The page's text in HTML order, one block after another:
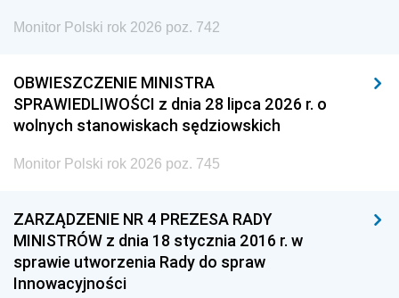
Monitor Polski rok 2026 poz. 742
OBWIESZCZENIE MINISTRA
SPRAWIEDLIWOŚCI z dnia 28 lipca 2026 r. o
wolnych stanowiskach sędziowskich
Monitor Polski rok 2026 poz. 745
ZARZĄDZENIE NR 4 PREZESA RADY
MINISTRÓW z dnia 18 stycznia 2016 r. w
sprawie utworzenia Rady do spraw
Innowacyjności